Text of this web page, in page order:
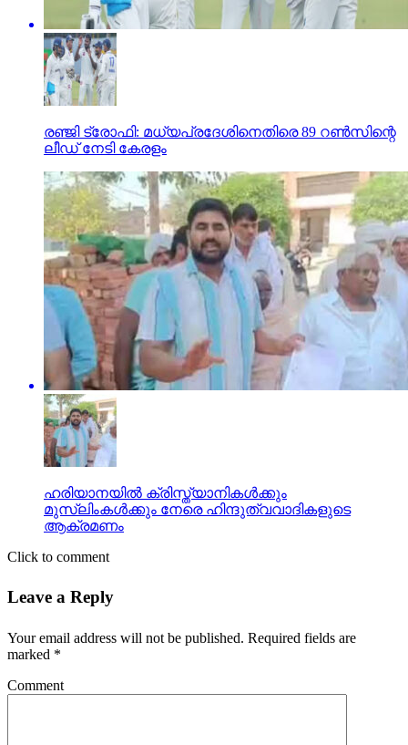
രഞ്ജി ട്രോഫി: മധ്യപ്രദേശിനെതിരെ 89 റണ്‍സിന്റെ
ലീഡ് നേടി കേരളം
ഹരിയാനയില്‍ ക്രിസ്ത്യാനികള്‍ക്കും
മുസ്‌ലിംകള്‍ക്കും നേരെ ഹിന്ദുത്വവാദികളുടെ
ആക്രമണം
Click to comment
Leave a Reply
Your email address will not be published. Required fields are
marked *
Comment